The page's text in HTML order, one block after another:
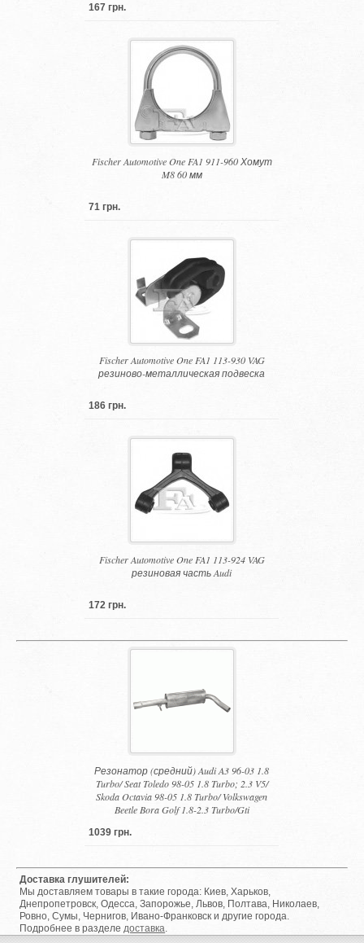
167 грн.
Fischer Automotive One FA1 911-960 Хомут
M8 60 мм
71 грн.
Fischer Automotive One FA1 113-930 VAG
резиново-металлическая подвеска
186 грн.
Fischer Automotive One FA1 113-924 VAG
резиновая часть Audi
172 грн.
Резонатор (средний) Audi A3 96-03 1.8
Turbo/ Seat Toledo 98-05 1.8 Turbo; 2.3 V5/
Skoda Octavia 98-05 1.8 Turbo/ Volkswagen
Beetle Bora Golf 1.8-2.3 Turbo/Gti
1039 грн.
Доставка глушителей:
Мы доставляем товары в такие города: Киев, Харьков,
Днепропетровск, Одесса, Запорожье, Львов, Полтава, Николаев,
Ровно, Сумы, Чернигов, Ивано-Франковск и другие города.
Подробнее в разделедоставка.